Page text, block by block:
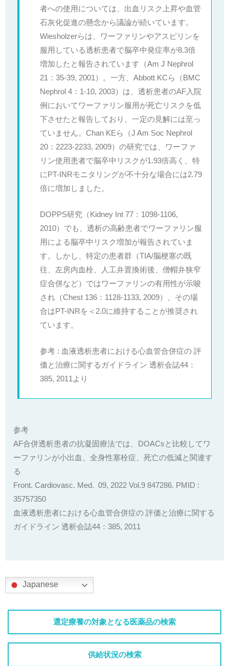
者への使用については、出血リスク上昇や血管
石灰化促進の懸念から議論が続いています。
Wiesholzerらは、ワーファリンやアスピリンを
服用している透析患者で脳卒中発症率が8.3倍
増加したと報告されています（Am J Nephrol
21：35-39, 2001）。一方、Abbott KCら（BMC
Nephrol 4：1-10, 2003）は、透析患者のAF入院
例においてワーファリン服用が死亡リスクを低
下させたと報告しており、一定の見解には至っ
ていません。Chan KEら（J Am Soc Nephrol
20：2223-2233, 2009）の研究では、ワーファ
リン使用患者で脳卒中リスクが1.93倍高く、特
にPT-INRモニタリングが不十分な場合には2.79
倍に増加しました。
DOPPS研究（Kidney Int 77：1098-1106,
2010）でも、透析の高齢患者でワーファリン服
用による脳卒中リスク増加が報告されていま
す。
しかし、特定の患者群（TIA/脳梗塞の既
往、左房内血栓、人工弁置換術後、僧帽弁狭窄
症合併など）ではワーファリンの有用性が示唆
され（Chest 136：1128-1133, 2009）、その場
合はPT-INRを＜2.0に維持することが推奨され
ています。
参考 : 血液透析患者における心血管合併症の 評
価と治療に関するガイドライン 透析会誌44：
385, 2011より
参考
AF合併透析患者の抗凝固療法では、DOACsと比較してワ
ーファリンが小出血、全身性塞栓症、死亡の低減と関連す
る
Front. Cardiovasc. Med. 09, 2022 Vol.9 847286. PMID :
35757350
血液透析患者における心血管合併症の 評価と治療に関する
ガイドライン 透析会誌44：385, 2011
Japanese
選定療養の対象となる医薬品の検索
供給状況の検索